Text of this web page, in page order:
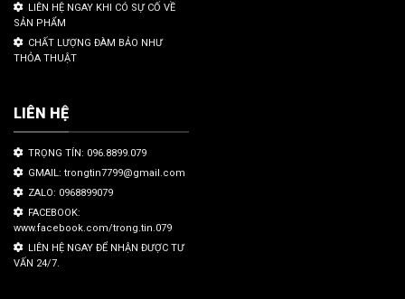
LIÊN HỆ NGAY KHI CÓ SỰ CỐ VỀ
SẢN PHẨM
CHẤT LƯỢNG ĐÀM BẢO NHƯ
THỎA THUẬT
LIÊN HỆ
TRỌNG TÍN: 096.8899.079
GMAIL: trongtin7799@gmail.com
ZALO: 0968899079
FACEBOOK:
www.facebook.com/trong.tin.079
LIÊN HỆ NGAY ĐỂ NHẬN ĐƯỢC TƯ
VẤN 24/7.